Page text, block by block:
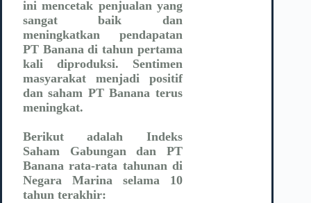
ini mencetak penjualan yang
sangat baik dan
meningkatkan pendapatan
PT Banana di tahun pertama
kali diproduksi. Sentimen
masyarakat menjadi positif
dan saham PT Banana terus
meningkat.
Berikut adalah Indeks
Saham Gabungan dan PT
Banana rata-rata tahunan di
Negara Marina selama 10
tahun terakhir: